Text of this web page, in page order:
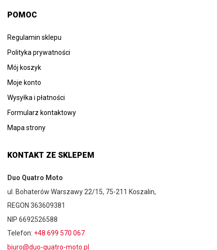
POMOC
Regulamin sklepu
Polityka prywatności
Mój koszyk
Moje konto
Wysyłka i płatności
Formularz kontaktowy
Mapa strony
KONTAKT ZE SKLEPEM
Duo Quatro Moto
ul. Bohaterów Warszawy 22/15, 75-211 Koszalin,
REGON 363609381
NIP 6692526588
Telefon: +48 699 570 067
biuro@duo-quatro-moto.pl